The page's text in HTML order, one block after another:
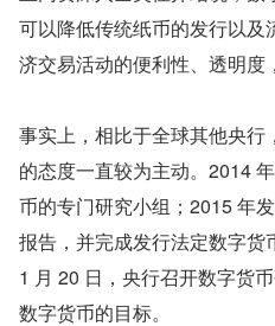
可以降低传统纸币的发行以
济交易活动的便利性、透明度
事实上，相比于全球其他央
的态度一直较为主动。2014
币的专门研究小组；2015 年
报告，并完成发行法定数字
1 月 20 日，央行召开数字货
数字货币的目标。